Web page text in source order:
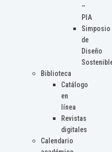
–
PIA
Simposio
de
Diseño
Biblioteca
Catálogo
en
línea
Revistas
digitales
Calendario